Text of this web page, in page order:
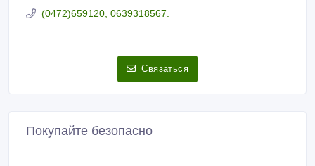
(0472)659120, 0639318567.
Связаться
Покупайте безопасно